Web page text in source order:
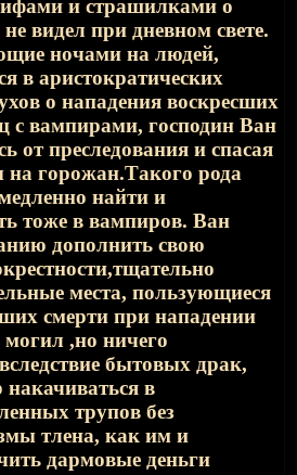
и страшилками о
видел при дневном свете.
ночами на людей,
в аристократических
о нападения воскресших
с вампирами, господин Ван
от преследования и спасая
на горожан.Такого рода
найти и
тоже в вампиров. Ван
дополнить свою
места, пользующиеся
смерти при нападении
,но ничего
бытовых драк,
в
трупов без
тлена, как им и
дармовые деньги